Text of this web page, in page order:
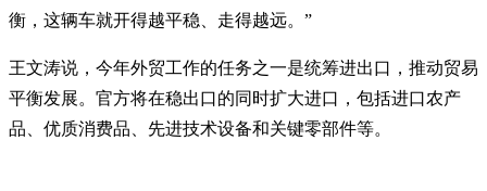
衡，这辆车就开得越平稳、走得越远。”
王文涛说，今年外贸工作的任务之一是统筹进出口，推动贸易
平衡发展。官方将在稳出口的同时扩大进口，包括进口农产
品、优质消费品、先进技术设备和关键零部件等。